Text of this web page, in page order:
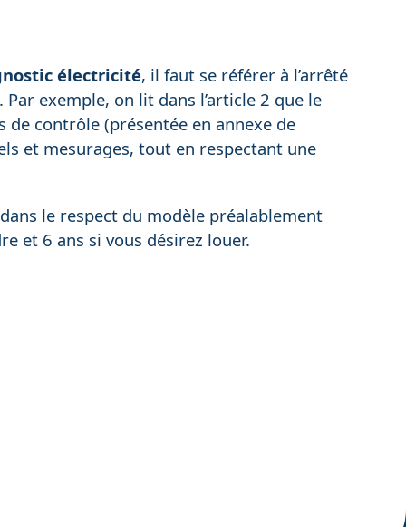
électricité, il faut se référer à l’arrêté
exemple, on lit dans l’article 2 que le
contrôle (présentée en annexe de
et mesurages, tout en respectant une
le respect du modèle préalablement
et 6 ans si vous désirez louer.